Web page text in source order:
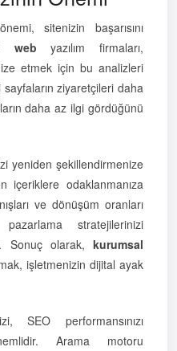
sitenizin başarısını
web yazılım firmaları,
etmek için bu analizleri
ziyaretçileri daha
daha az ilgi gördüğünü
yeniden şekillendirmenize
içeriklere odaklanmanıza
ve dönüşüm oranları
stratejilerinizi
Sonuç olarak, kurumsal
işletmenizin dijital ayak
SEO performansınızı
Arama motoru